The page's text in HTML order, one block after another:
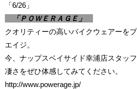
「6/26」
「ＰＯＷＥＲＡＧＥ」
クオリティーの高いバイクウェアーを
エイジ。
今、ナップスベイサイド幸浦店スタッ
凄さをぜひ体感してみてください。
http://www.powerage.jp/